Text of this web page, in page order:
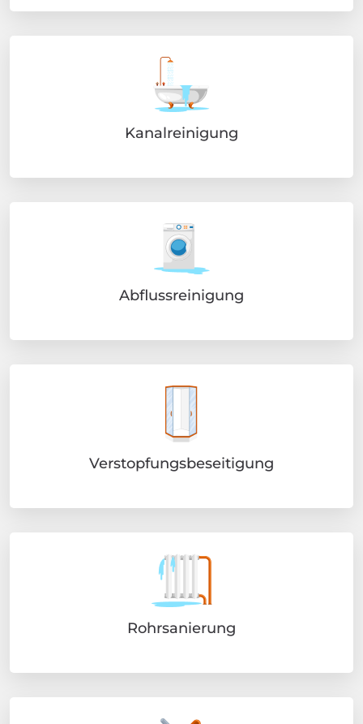
Kanalreinigung
Abflussreinigung
Verstopfungsbeseitigung
Rohrsanierung